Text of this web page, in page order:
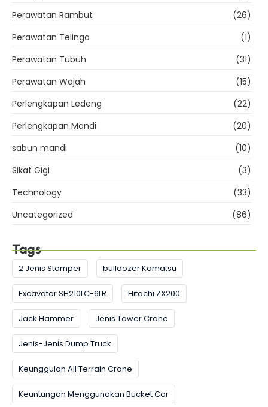
Perawatan Rambut
(26)
Perawatan Telinga
(1)
Perawatan Tubuh
(31)
Perawatan Wajah
(15)
Perlengkapan Ledeng
(22)
Perlengkapan Mandi
(20)
sabun mandi
(10)
Sikat Gigi
(3)
Technology
(33)
Uncategorized
(86)
Tags
2 Jenis Stamper bulldozer Komatsu
Excavator SH210LC-6LR Hitachi ZX200
Jack Hammer Jenis Tower Crane
Jenis-Jenis Dump Truck
Keunggulan All Terrain Crane
Keuntungan Menggunakan Bucket Cor